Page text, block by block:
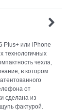
Plus+ или iPhone
технологичных
чехла,
в котором
от
сделана из
фактурой.